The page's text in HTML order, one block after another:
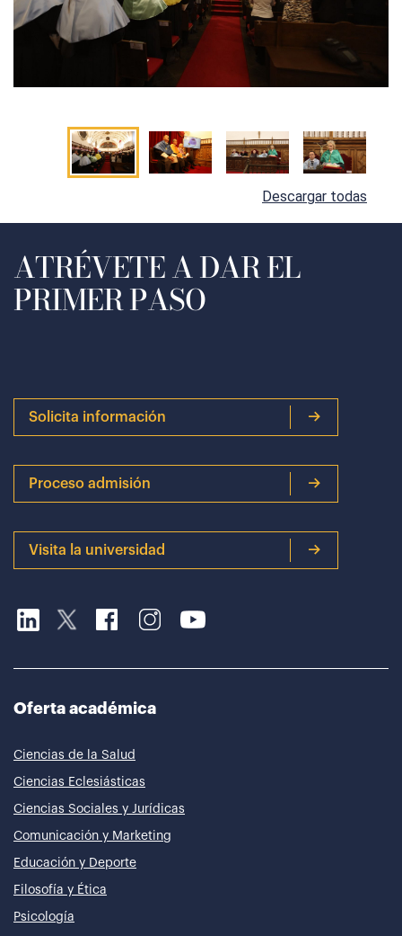
Descargar todas
ATRÉVETE A DAR EL
PRIMER PASO
Solicita información
Proceso admisión
Visita la universidad
Oferta académica
Ciencias de la Salud
Ciencias Eclesiásticas
Ciencias Sociales y Jurídicas
Comunicación y Marketing
Educación y Deporte
Filosofía y Ética
Psicología